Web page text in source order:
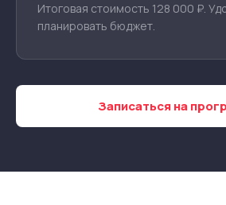
Итоговая стоимость 128 000 ₽.
планировать бюджет.
Записаться на